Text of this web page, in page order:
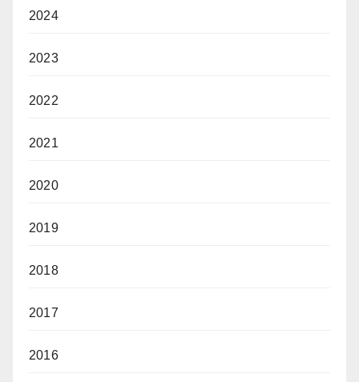
2024
2023
2022
2021
2020
2019
2018
2017
2016